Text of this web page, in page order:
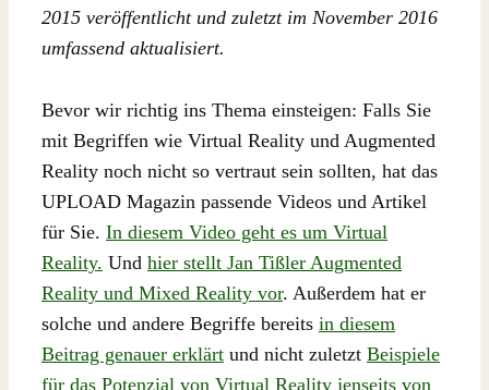
2015 veröffentlicht und zuletzt im November 2016
umfassend aktualisiert.
Bevor wir richtig ins Thema einsteigen: Falls Sie
mit Begriffen wie Virtual Reality und Augmented
Reality noch nicht so vertraut sein sollten, hat das
UPLOAD Magazin passende Videos und Artikel
für Sie. In diesem Video geht es um Virtual
Reality. Und hier stellt Jan Tißler Augmented
Reality und Mixed Reality vor. Außerdem hat er
solche und andere Begriffe bereits in diesem
Beitrag genauer erklärt und nicht zuletzt Beispiele
für das Potenzial von Virtual Reality jenseits von